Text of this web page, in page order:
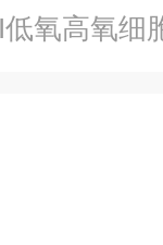
氧高氧细